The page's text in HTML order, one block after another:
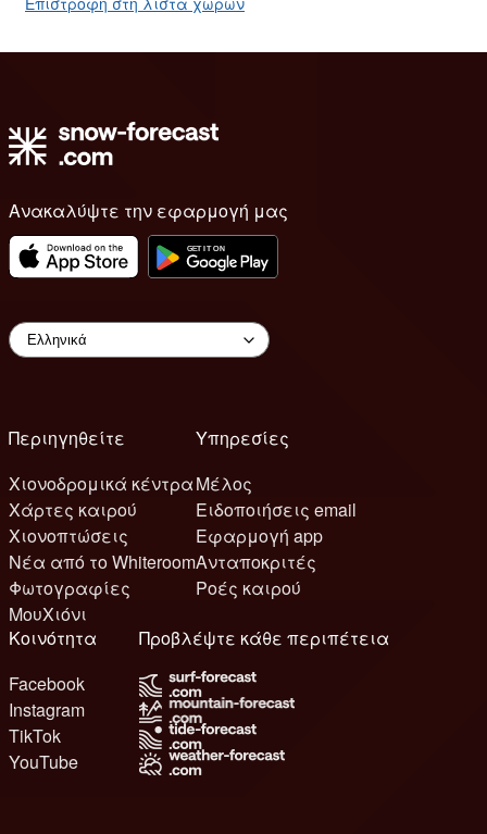
Ανακαλύψτε την εφαρμογή μας
Περιηγηθείτε
Χιονοδρομικά κέντρα
Χάρτες καιρού
Χιονοπτώσεις
Νέα από το Whiteroom
Φωτογραφίες
ΜουΧιόνι
Υπηρεσίες
Μέλος
Ειδοποιήσεις email
Εφαρμογή app
Ανταποκριτές
Ροές καιρού
Κοινότητα
Facebook
Instagram
TikTok
YouTube
Προβλέψτε κάθε περιπέτεια